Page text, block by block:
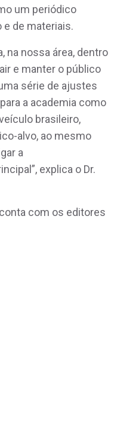
um periódico
de materiais.
na nossa área, dentro
e manter o público
série de ajustes
a academia como
brasileiro,
alvo, ao mesmo
a
explica o Dr.
com os editores